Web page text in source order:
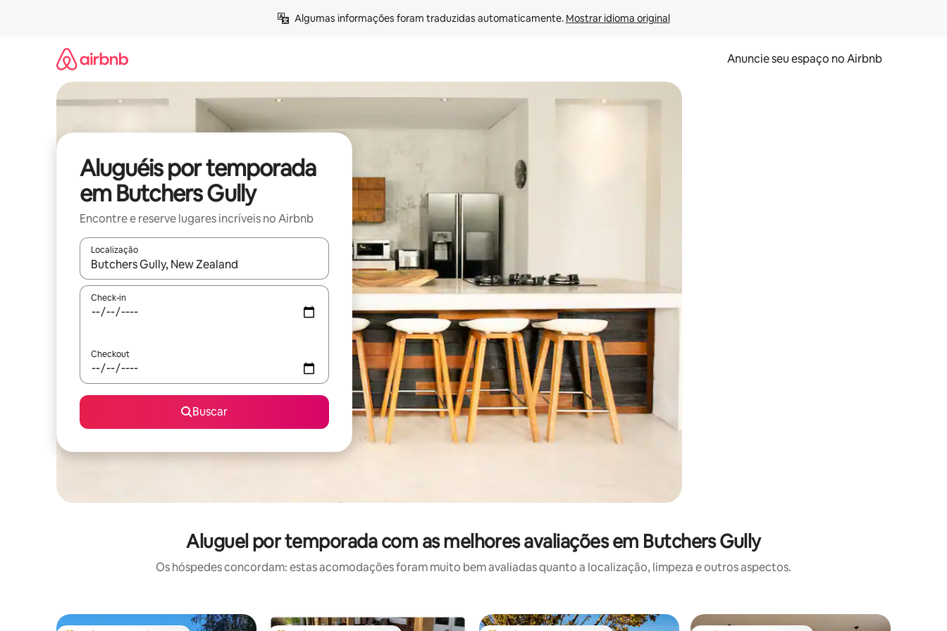
Algumas informações foram traduzidas automaticamente. Mostrar idioma original
Anuncie seu espaço no Airbnb
Aluguéis por temporada
em Butchers Gully
Encontre e reserve lugares incríveis no Airbnb
Localização
Quando os resultados estiverem disponíveis, explore-os usando as seta para cima e para baixo do teclado ou tocando e deslizando o dedo na tela.
Check-in
Checkout
Buscar
Aluguel por temporada com as melhores avaliações em Butchers Gully
Os hóspedes concordam: estas acomodações foram muito bem avaliadas quanto a localização, limpeza e outros aspectos.